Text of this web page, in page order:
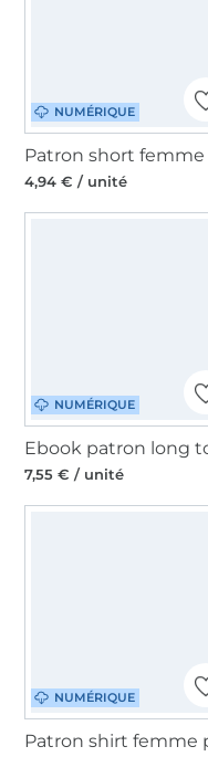
NUMÉRIQUE
4,94 € / unité
NUMÉRIQUE
7,55 € / unité
NUMÉRIQUE